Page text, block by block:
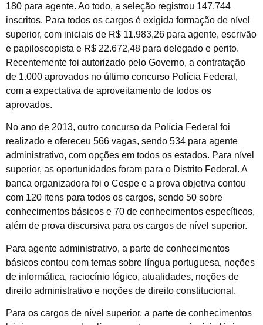
180 para agente. Ao todo, a seleção registrou 147.744
inscritos. Para todos os cargos é exigida formação de nível
superior, com iniciais de R$ 11.983,26 para agente, escrivão
e papiloscopista e R$ 22.672,48 para delegado e perito.
Recentemente foi autorizado pelo Governo, a contratação
de 1.000 aprovados no último concurso Polícia Federal,
com a expectativa de aproveitamento de todos os
aprovados.
No ano de 2013, outro concurso da Polícia Federal foi
realizado e ofereceu 566 vagas, sendo 534 para agente
administrativo, com opções em todos os estados. Para nível
superior, as oportunidades foram para o Distrito Federal. A
banca organizadora foi o Cespe e a prova objetiva contou
com 120 itens para todos os cargos, sendo 50 sobre
conhecimentos básicos e 70 de conhecimentos específicos,
além de prova discursiva para os cargos de nível superior.
Para agente administrativo, a parte de conhecimentos
básicos contou com temas sobre língua portuguesa, noções
de informática, raciocínio lógico, atualidades, noções de
direito administrativo e noções de direito constitucional.
Para os cargos de nível superior, a parte de conhecimentos